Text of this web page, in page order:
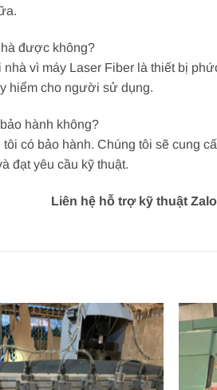
được không?
vì máy Laser Fiber là thiết bị
hiểm cho người sử dụng.
hành không?
có bảo hành. Chúng tôi sẽ cung
đạt yêu cầu kỹ thuật.
Liên hệ hỗ trợ kỹ thuật